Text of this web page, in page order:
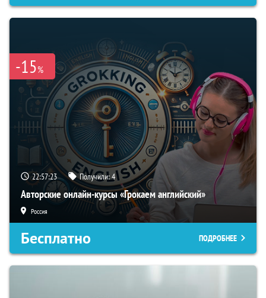
-15%
22:57:22 Получили:4
Авторские онлайн-курсы «Грокаем английский»
Россия
Бесплатно ПОДРОБНЕЕ